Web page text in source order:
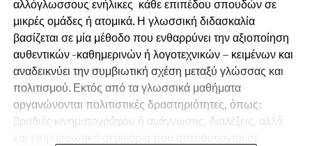
αλλόγλωσσους ενήλικες κάθε επιπέδου σπουδών σε
μικρές ομάδες ή ατομικά. Η γλωσσική διδασκαλία
βασίζεται σε μία μέθοδο που ενθαρρύνει την αξιοποίηση
αυθεντικών -καθημερινών ή λογοτεχνικών – κειμένων και
αναδεικνύει την συμβιωτική σχέση μεταξύ γλώσσας και
πολιτισμού. Εκτός από τα γλωσσικά μαθήματα
οργανώνονται πολιτιστικές δραστηριότητες, όπως:
βραδιές κινηματογράφου ή ανάγνωσης, διαλέξεις, αλλά